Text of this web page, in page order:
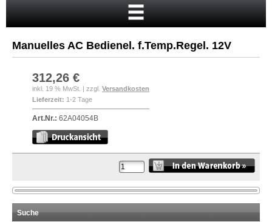
Neukunde?
Kasse
Anmelden
Manuelles AC Bedienel. f.Temp.Regel. 12V
312,26 €
inkl. 19 % MwSt. | zzgl. Versandkosten
Lieferzeit: 1-2 Tage
Art.Nr.: 62A04054B
Suche